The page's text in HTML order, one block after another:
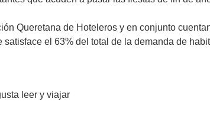
Queretana de Hoteleros y en conjunto
el 63% del total de la demanda de
leer y viajar